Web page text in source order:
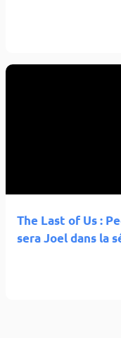
The Last of Us :
sera Joel dans la